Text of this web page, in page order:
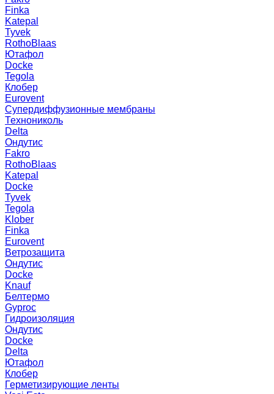
Finka
Katepal
Tyvek
RothoBlaas
Ютафол
Docke
Tegola
Клобер
Eurovent
Супердиффузионные мембраны
Технониколь
Delta
Ондутис
Fakro
RothoBlaas
Katepal
Docke
Tyvek
Tegola
Klober
Finka
Eurovent
Ветрозащита
Ондутис
Docke
Knauf
Белтермо
Gyproc
Гидроизоляция
Ондутис
Docke
Delta
Ютафол
Клобер
Герметизирующие ленты